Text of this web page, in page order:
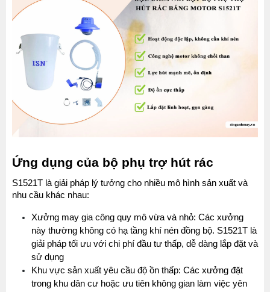
Ứng dụng của bộ phụ trợ hút rác
S1521T là giải pháp lý tưởng cho nhiều mô hình sản xuất và
nhu cầu khác nhau:
Xưởng may gia công quy mô vừa và nhỏ: Các xưởng
này thường không có hạ tầng khí nén đồng bộ. S1521T là
giải pháp tối ưu với chi phí đầu tư thấp, dễ dàng lắp đặt và
sử dụng
Khu vực sản xuất yêu cầu độ ồn thấp: Các xưởng đặt
trong khu dân cư hoặc ưu tiên không gian làm việc yên